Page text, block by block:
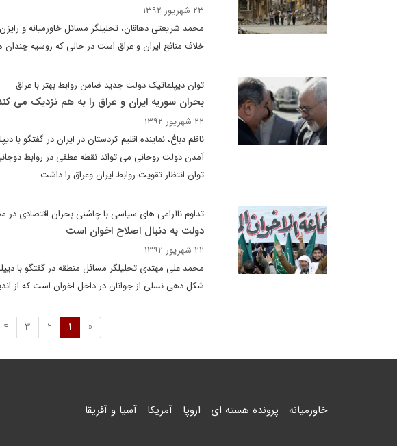
۲۳ شهریور ۱۳۹۲
محمد شریعتی دهاقان، تحلیلگر مسائل خاورمیانه و
خلاف منافع ایران و عراق است در حالی که روسیه
توان دیپلماتیک دولت جدید ضامن روابط بهتر با عراق
بحران سوریه ایران و عراق را به هم نزدیک می
۲۲ شهریور ۱۳۹۲
ناظم دباغ، نماینده اقلیم کردستان در ایران در گفتگو با
آمدن دولت روحانی می تواند نقطه عطفی در روابط
توان انتظار تقویت روابط ایران وعراق را داشت.
تداوم ناآرامی های سیاسی با چاشنی بحران اقتصادی در
دولت به دنبال اصلاح اخوان است
۲۲ شهریور ۱۳۹۲
محمد علی مهتدی تحلیلگر مسائل منطقه در گفتگو با
شکل دهی نسلی از جوانان در داخل اخوان است که از
«
1
2
3
4
خاورمیانه پرونده هسته ای اروپا آمریکا آسیا و آفریقا